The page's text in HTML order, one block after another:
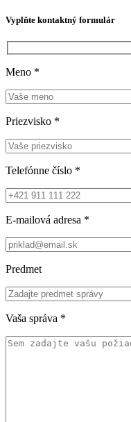
Vyplňte kontaktný formulár
Meno *
Priezvisko *
Telefónne číslo *
E-mailová adresa *
Predmet
Vaša správa *